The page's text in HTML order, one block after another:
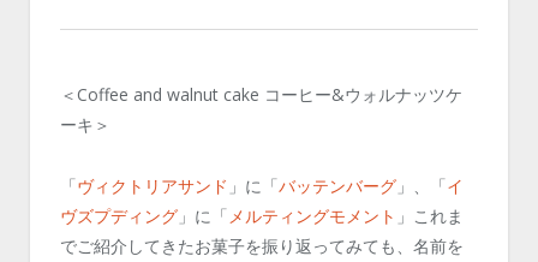
＜Coffee and walnut cake コーヒー&ウォルナッツケ
ーキ＞
「ヴィクトリアサンド 」に「バッテンバーグ 」、「イ
ヴズプディング 」に「 メルティングモメント 」これま
でご紹介してきたお菓子を振り返ってみても、名前を